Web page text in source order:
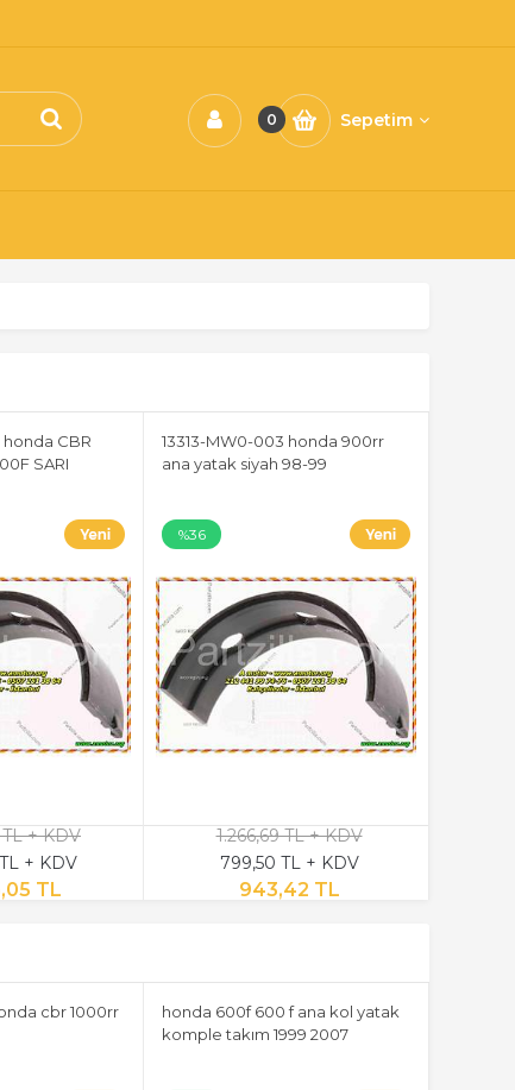
0 Sepetim
honda CBR
SARI
TL + KDV
+ KDV
TL
13313-MW0-003 honda 900rr
ana yatak siyah 98-99
%36
1.266,69 TL + KDV
799,50 TL + KDV
943,42 TL
cbr 1000rr
honda 600f 600 f ana kol yatak
komple takım 1999 2007